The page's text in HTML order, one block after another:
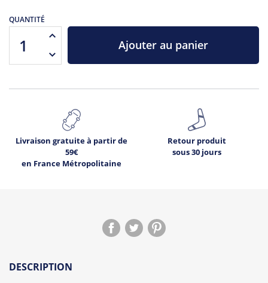
QUANTITÉ
Ajouter au panier
Livraison gratuite à partir de
59€
en France Métropolitaine
Retour produit
sous 30 jours
DESCRIPTION